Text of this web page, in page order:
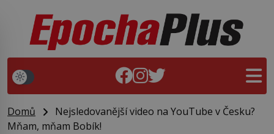
Domů
Nejsledovanější video na YouTube v Česku?
Mňam, mňam Bobík!